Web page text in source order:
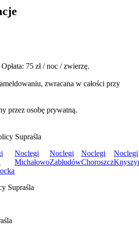
75 zł / noc / zwierzę.
zwracana w całości przy
przez osobę prywatną.
Supraśla
Noclegi
Michałowo
Noclegi
Zabłudów
Noclegi
Choroszcz
Noclegi
Supraśla